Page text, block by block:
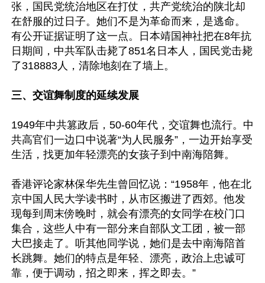
张，国民党统治地区在打仗，共产党统治的陕北却
在舒服的过日子。她们不是为革命而来，是逃命。
有公开证据证明了这一点。日本靖国神社把在8年抗
日期间，中共军队击毙了851名日本人，国民党击毙
了318883人，清除地刻在了墙上。
三、交谊舞制度的延续发展
1949年中共篡政后，50-60年代，交谊舞也流行。中
共高官们一边口中说著“为人民服务”，一边开始享受
生活，找更加年轻漂亮的女孩子到中南海陪舞。
香港评论家林保华先生曾回忆说：“1958年，他在北
京中国人民大学读书时，从市区搬进了西郊。他发
现每到周末傍晚时，就会有漂亮的女同学在校门口
集合，这些人中有一部分来自部队文工团，被一部
大巴接走了。听其他同学说，她们是去中南海陪首
长跳舞。她们的特点是年轻、漂亮，政治上忠诚可
靠，便于调动，招之即来，挥之即去。”